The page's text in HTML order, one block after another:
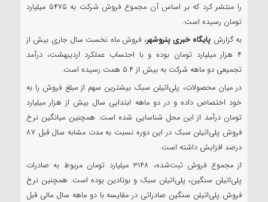
را منتشر کرد که بر اساس آن مجموع فروش شرکت به ۵۴۷۵ میلیارد
تومان رسیده است.
به گزارش پایگاه خبری پتروشهر، فروش ماه نخست سال جاری بیش از
۴ هزار میلیارد تومان بوده و با احتساب عملکرد اردیبهشت، درآمد
تجمیعی دو ماهه شرکت به بیش از ۵.۴ همت رسیده است.
در میان محصولات، پلی‌اتیلن سبک بیشترین سهم از مبلغ فروش را به
خود اختصاص داده و در دو ماهه ابتدایی سال بیش از هزار میلیارد
تومان درآمد از این محل شناسایی شده است. همچنین میانگین نرخ
فروش پلی‌اتیلن سبک در این دوره نسبت به مدت مشابه سال قبل ۸۷
درصد افزایش داشته است.
از مجموع فروش ثبت‌شده، ۳۱۴۸ میلیارد تومان مربوط به صادرات
پلی‌اتیلن سنگین، پلی‌اتیلن سبک و بوتادین بوده است. همچنین نرخ
فروش پلی‌اتیلن سنگین صادراتی در مقایسه با دو ماهه سال مالی قبل